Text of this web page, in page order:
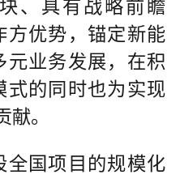
、具有战略前瞻
方优势，锚定新能
元业务发展，在积
式的同时也为实现
献。
国项目的规模化